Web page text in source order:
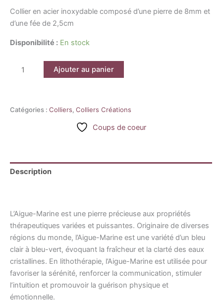
Collier en acier inoxydable composé d’une pierre de 8mm et
d’une fée de 2,5cm
Disponibilité : En stock
Ajouter au panier
Catégories : Colliers, Colliers Créations
Coups de coeur
Description
L’Aigue-Marine est une pierre précieuse aux propriétés
thérapeutiques variées et puissantes. Originaire de diverses
régions du monde, l’Aigue-Marine est une variété d’un bleu
clair à bleu-vert, évoquant la fraîcheur et la clarté des eaux
cristallines. En lithothérapie, l’Aigue-Marine est utilisée pour
favoriser la sérénité, renforcer la communication, stimuler
l’intuition et promouvoir la guérison physique et
émotionnelle.